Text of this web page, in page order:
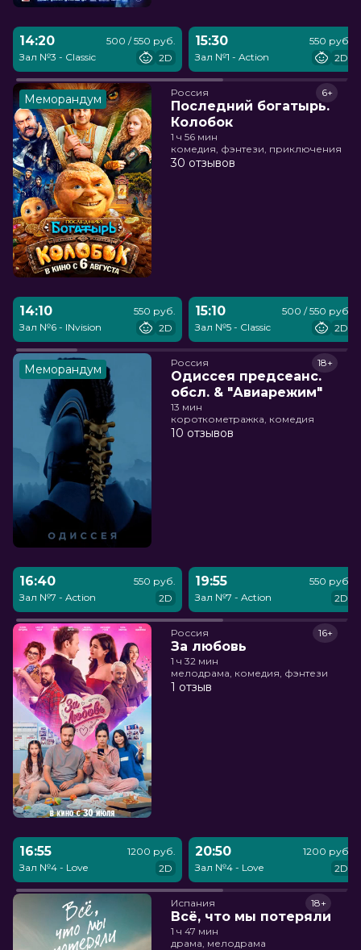
14:20
Зал №3 - Classic
500 / 550 руб.
2D
15:30
Зал №1 - Action
550 руб.
2D
Меморандум Россия
Последний богатырь.
Колобок
6+
1 ч 56 мин
комедия, фэнтези, приключения
30 отзывов
14:10
Зал №6 - INvision
550 руб.
2D
15:10
Зал №5 - Classic
500 / 550 руб.
2D
Меморандум Россия
Одиссея предсеанс.
обсл. & "Авиарежим"
18+
13 мин
короткометражка, комедия
10 отзывов
16:40
Зал №7 - Action
550 руб.
2D
19:55
Зал №7 - Action
550 руб.
2D
Россия
За любовь
16+
1 ч 32 мин
мелодрама, комедия, фэнтези
1 отзыв
16:55
Зал №4 - Love
1200 руб.
2D
20:50
Зал №4 - Love
1200 руб.
2D
Испания
Всё, что мы потеряли
18+
1 ч 47 мин
драма, мелодрама